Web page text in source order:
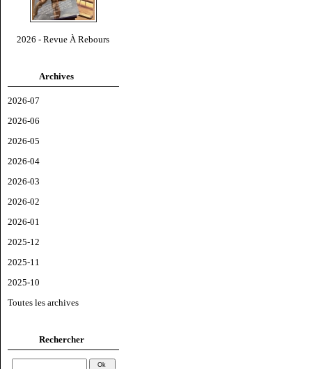
2026 - Revue À Rebours
Archives
2026-07
2026-06
2026-05
2026-04
2026-03
2026-02
2026-01
2025-12
2025-11
2025-10
Toutes les archives
Rechercher